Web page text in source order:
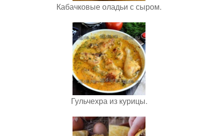
Кабачковые оладьи с сыром.
Гульчехра из курицы.